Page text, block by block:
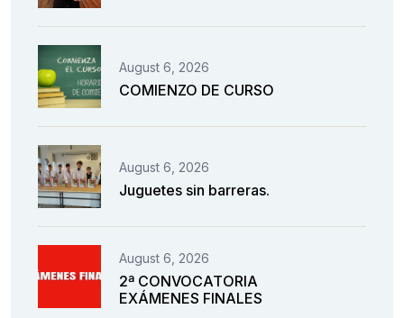
August 6, 2026
COMIENZO DE CURSO
August 6, 2026
Juguetes sin barreras.
August 6, 2026
2ª CONVOCATORIA
EXÁMENES FINALES